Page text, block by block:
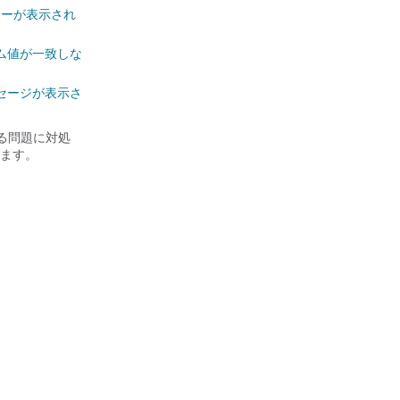
が表示され
値が一致しな
ージが表示さ
問題に対処
す。